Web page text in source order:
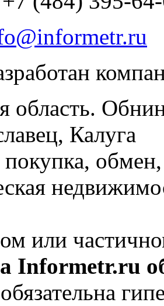
область.
Калуга
обмен,
или
Informetr.ru